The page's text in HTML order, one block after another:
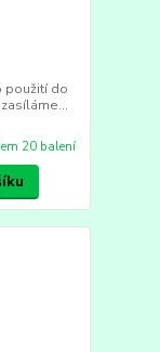
použití do
20 balení